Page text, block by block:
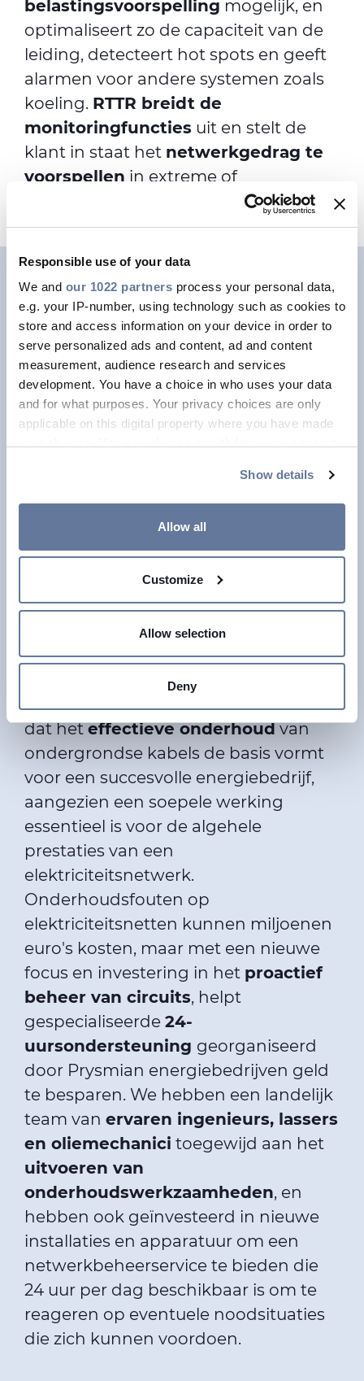
Responsible use of your data
We and our 1022 partners process your personal data,
e.g. your IP-number, using technology such as cookies to
store and access information on your device in order to
serve personalized ads and content, ad and content
measurement, audience research and services
development. You have a choice in who uses your data
and for what purposes. Your privacy choices are only
applicable on this digital property where you have made
If you allow, we would also like to:
Identify your device by actively scanning it for
and set your preferences in thedetails section.
provide social media features and to analyse our traffic.
our social media, advertising and analytics partners who
may combine it with other information that you’ve
provided to them or that they’ve collected from your use
of their services.
Show details
Allow all
Customize
Allow selection
Deny
belastingsvoorspelling mogelijk, en
optimaliseert zo de capaciteit van de
leiding, detecteert hot spots en geeft
alarmen voor andere systemen zoals
koeling. RTTR breidt de
monitoringfuncties uit en stelt de
klant in staat het netwerkgedrag te
voorspellen in extreme of
24 h Support
Ondergrondse kabels zijn over het
algemeen zo betrouwbaar dat het
gemakkelijk is om ze als
vanzelfsprekend te beschouwen. Ze
zijn verborgen en veroorzaken zelden
problemen. Bij Prysmian geloven we
dat heteffectieve onderhoudvan
ondergrondse kabels de basis vormt
voor een succesvolle energiebedrijf,
aangezien een soepele werking
essentieel is voor de algehele
prestaties van een
elektriciteitsnetwerk.
Onderhoudsfouten op
elektriciteitsnetten kunnen miljoenen
euro's kosten, maar met een nieuwe
focus en investering in het proactief
beheer van circuits, helpt
gespecialiseerde 24-
uursondersteuning georganiseerd
door Prysmian energiebedrijven geld
te besparen. We hebben een landelijk
team van ervaren ingenieurs, lassers
en oliemechanici toegewijd aan het
uitvoeren van
onderhoudswerkzaamheden, en
hebben ook geïnvesteerd in nieuwe
installaties en apparatuur om een
netwerkbeheerservice te bieden die
24 uur per dag beschikbaar is om te
reageren op eventuele noodsituaties
die zich kunnen voordoen.